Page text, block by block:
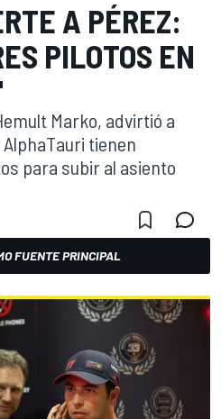
A PÉREZ:
PILOTOS EN
Marko, advirtió a
tienen
para subir al asiento
FUENTE PRINCIPAL